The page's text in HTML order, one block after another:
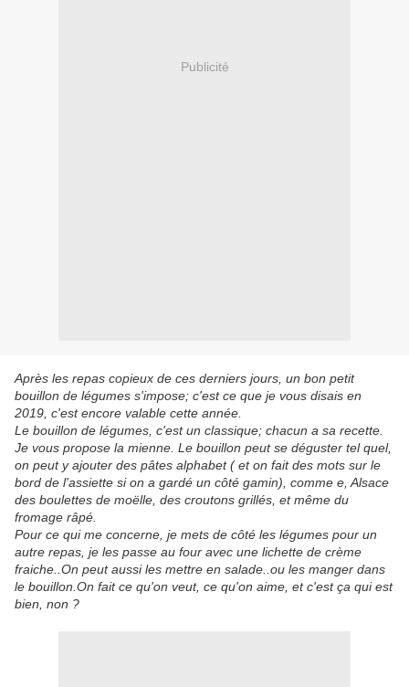
Publicité
Après les repas copieux de ces derniers jours, un bon petit
bouillon de légumes s'impose; c'est ce que je vous disais en
2019, c'est encore valable cette année.
Le bouillon de légumes, c'est un classique; chacun a sa recette.
Je vous propose la mienne. Le bouillon peut se déguster tel quel,
on peut y ajouter des pâtes alphabet ( et on fait des mots sur le
bord de l'assiette si on a gardé un côté gamin), comme e, Alsace
des boulettes de moëlle, des croutons grillés, et même du
fromage râpé.
Pour ce qui me concerne, je mets de côté les légumes pour un
autre repas, je les passe au four avec une lichette de crème
fraiche..On peut aussi les mettre en salade..ou les manger dans
le bouillon.On fait ce qu'on veut, ce qu'on aime, et c'est ça qui est
bien, non ?